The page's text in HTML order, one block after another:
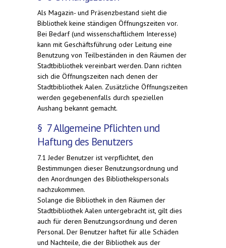
Als Magazin- und Präsenzbestand sieht die
Bibliothek keine ständigen Öffnungszeiten vor.
Bei Bedarf (und wissenschaftlichem Interesse)
kann mit Geschäftsführung oder Leitung eine
Benutzung von Teilbeständen in den Räumen der
Stadtbibliothek vereinbart werden. Dann richten
sich die Öffnungszeiten nach denen der
Stadtbibliothek Aalen. Zusätzliche Öffnungszeiten
werden gegebenenfalls durch speziellen
Aushang bekannt gemacht.
§ 7 Allgemeine Pflichten und
Haftung des Benutzers
7.1 Jeder Benutzer ist verpflichtet, den
Bestimmungen dieser Benutzungsordnung und
den Anordnungen des Bibliothekspersonals
nachzukommen.
Solange die Bibliothek in den Räumen der
Stadtbibliothek Aalen untergebracht ist, gilt dies
auch für deren Benutzungsordnung und deren
Personal. Der Benutzer haftet für alle Schäden
und Nachteile, die der Bibliothek aus der